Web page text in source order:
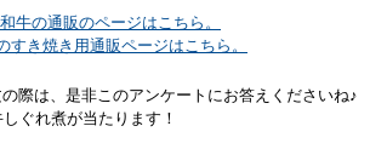
牛の通販のページはこちら。
き焼き用通販ページはこちら。
際は、是非このアンケートにお答えくださいね♪
ぐれ煮が当たります！